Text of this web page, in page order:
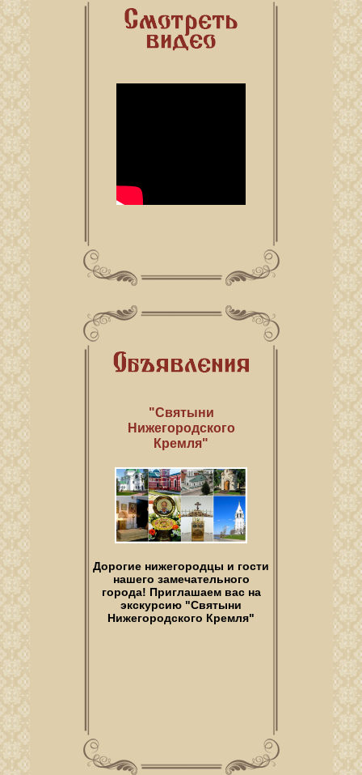
"Святыни
Нижегородского
Кремля"
Дорогие нижегородцы и гости
нашего замечательного
города! Приглашаем вас на
экскурсию "Святыни
Нижегородского Кремля"